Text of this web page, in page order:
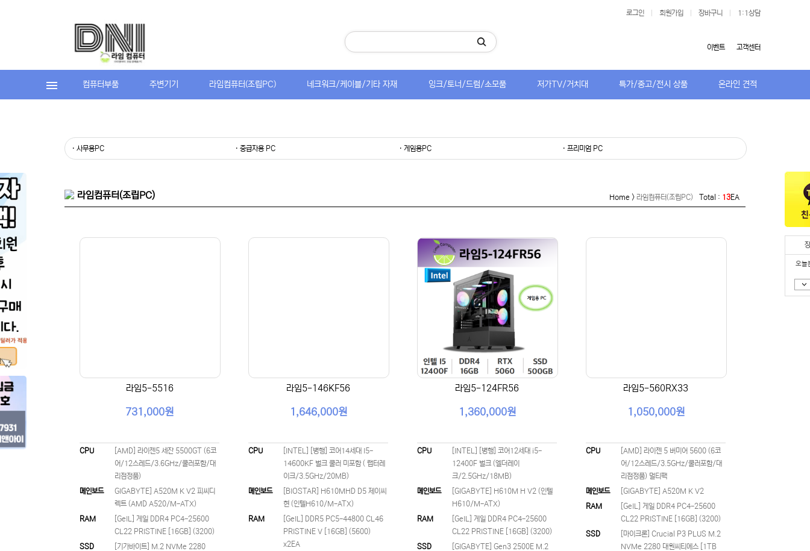
로그인 회원가입 장바구니 1:1상담
고객센터
이벤트
컴퓨터부품 주변기기 라임컴퓨터(조립PC) 네크워크/케이블/기타 자재 잉크/토너/드럼/소모품 저가TV/거치대 특가/중고/전시 상품 온라인 견적
오늘
· 사무용PC · 중급자용 PC · 게임용PC · 프리미엄 PC
라임컴퓨터(조립PC) Home > 라임컴퓨터(조립PC) Total : 13EA
라임5-5516
731,000원
CPU
[AMD] 라이젠5 세잔 5500GT (6코
어/12스레드/3.6GHz/쿨러포함/대
리점정품)
메인보드
GIGABYTE] A520M K V2 피씨디
렉트 (AMD A520/M-ATX)
RAM
[GeIL] 게일 DDR4 PC4-25600
CL22 PRISTINE [16GB] (3200)
SSD
[기가바이트] M.2 NVMe 2280
라임5-146KF56
1,646,000원
CPU
[INTEL] [병행] 코어14세대 I5-
14600KF 벌크 쿨러 미포함 ( 랩터레
이크/3.5GHz/20MB)
메인보드
[BIOSTAR] H610MHD D5 제이씨
현 (인텔H610/M-ATX)
RAM
[GeIL] DDR5 PC5-44800 CL46
PRISTINE V [16GB] (5600)
x2EA
라임5-124FR56
1,360,000원
CPU
[INTEL] [병행] 코어12세대 i5-
12400F 벌크 (엘더레이
크/2.5GHz/18MB)
메인보드
[GIGABYTE] H610M H V2 (인텔
H610/M-ATX)
RAM
[GeIL] 게일 DDR4 PC4-25600
CL22 PRISTINE [16GB] (3200)
SSD
[GIGABYTE] Gen3 2500E M.2
라임5-560RX33
1,050,000원
CPU
[AMD] 라이젠 5 버미어 5600 (6코
어/12스레드/3.5GHz/쿨러포함/대
리점정품) 멀티팩
메인보드
[GIGABYTE] A520M K V2
RAM
[GeIL] 게일 DDR4 PC4-25600
CL22 PRISTINE [16GB] (3200)
SSD
[마이크론] Crucial P3 PLUS M.2
NVMe 2280 대원씨티에스 [1TB